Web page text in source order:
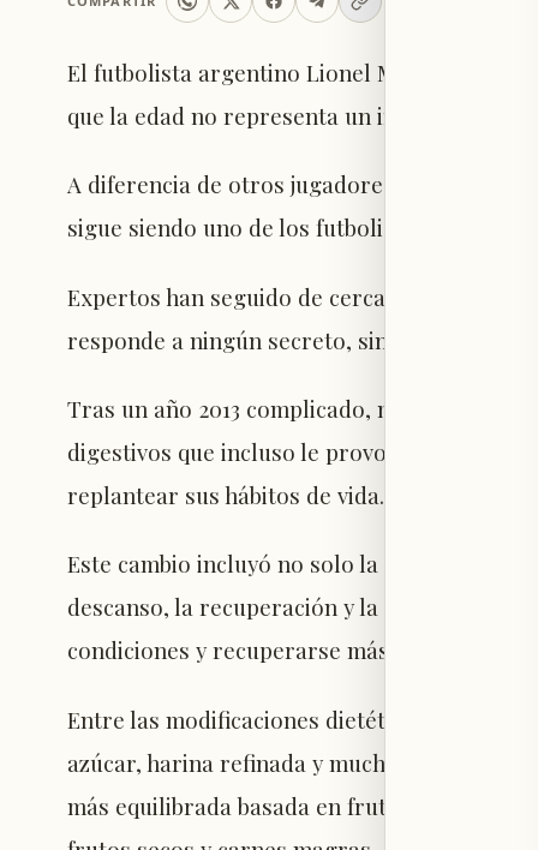
El futbolista argentino Lionel Messi cumplió
que la edad no representa un impedimento
A diferencia de otros jugadores que se han
sigue siendo uno de los futbolistas más
Expertos han seguido de cerca su estado
responde a ningún secreto, sino a una
Tras un año 2013 complicado, marcado por
digestivos que incluso le provocaron
replantear sus hábitos de vida.
Este cambio incluyó no solo la modificación
descanso, la recuperación y la forma de
condiciones y recuperarse más rápido del
Entre las modificaciones dietéticas más
azúcar, harina refinada y muchos productos
más equilibrada basada en frutas, verduras,